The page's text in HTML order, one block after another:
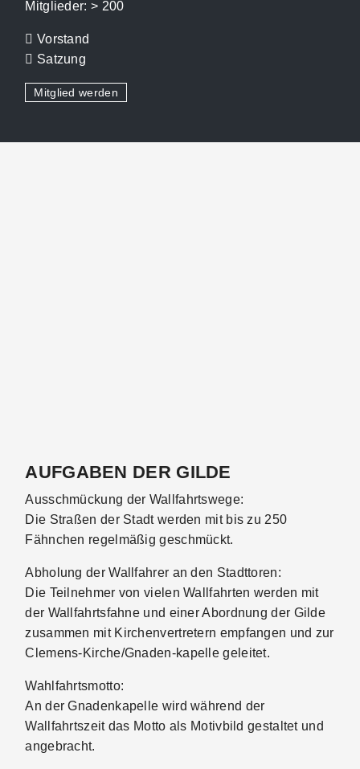
Mitglieder: > 200
Vorstand
Satzung
Mitglied werden
AUFGABEN DER GILDE
Ausschmückung der Wallfahrtswege:
Die Straßen der Stadt werden mit bis zu 250
Fähnchen regelmäßig geschmückt.
Abholung der Wallfahrer an den Stadttoren:
Die Teilnehmer von vielen Wallfahrten werden mit
der Wallfahrtsfahne und einer Abordnung der Gilde
zusammen mit Kirchenvertretern empfangen und zur
Clemens-Kirche/Gnaden-kapelle geleitet.
Wahlfahrtsmotto:
An der Gnadenkapelle wird während der
Wallfahrtszeit das Motto als Motivbild gestaltet und
angebracht.